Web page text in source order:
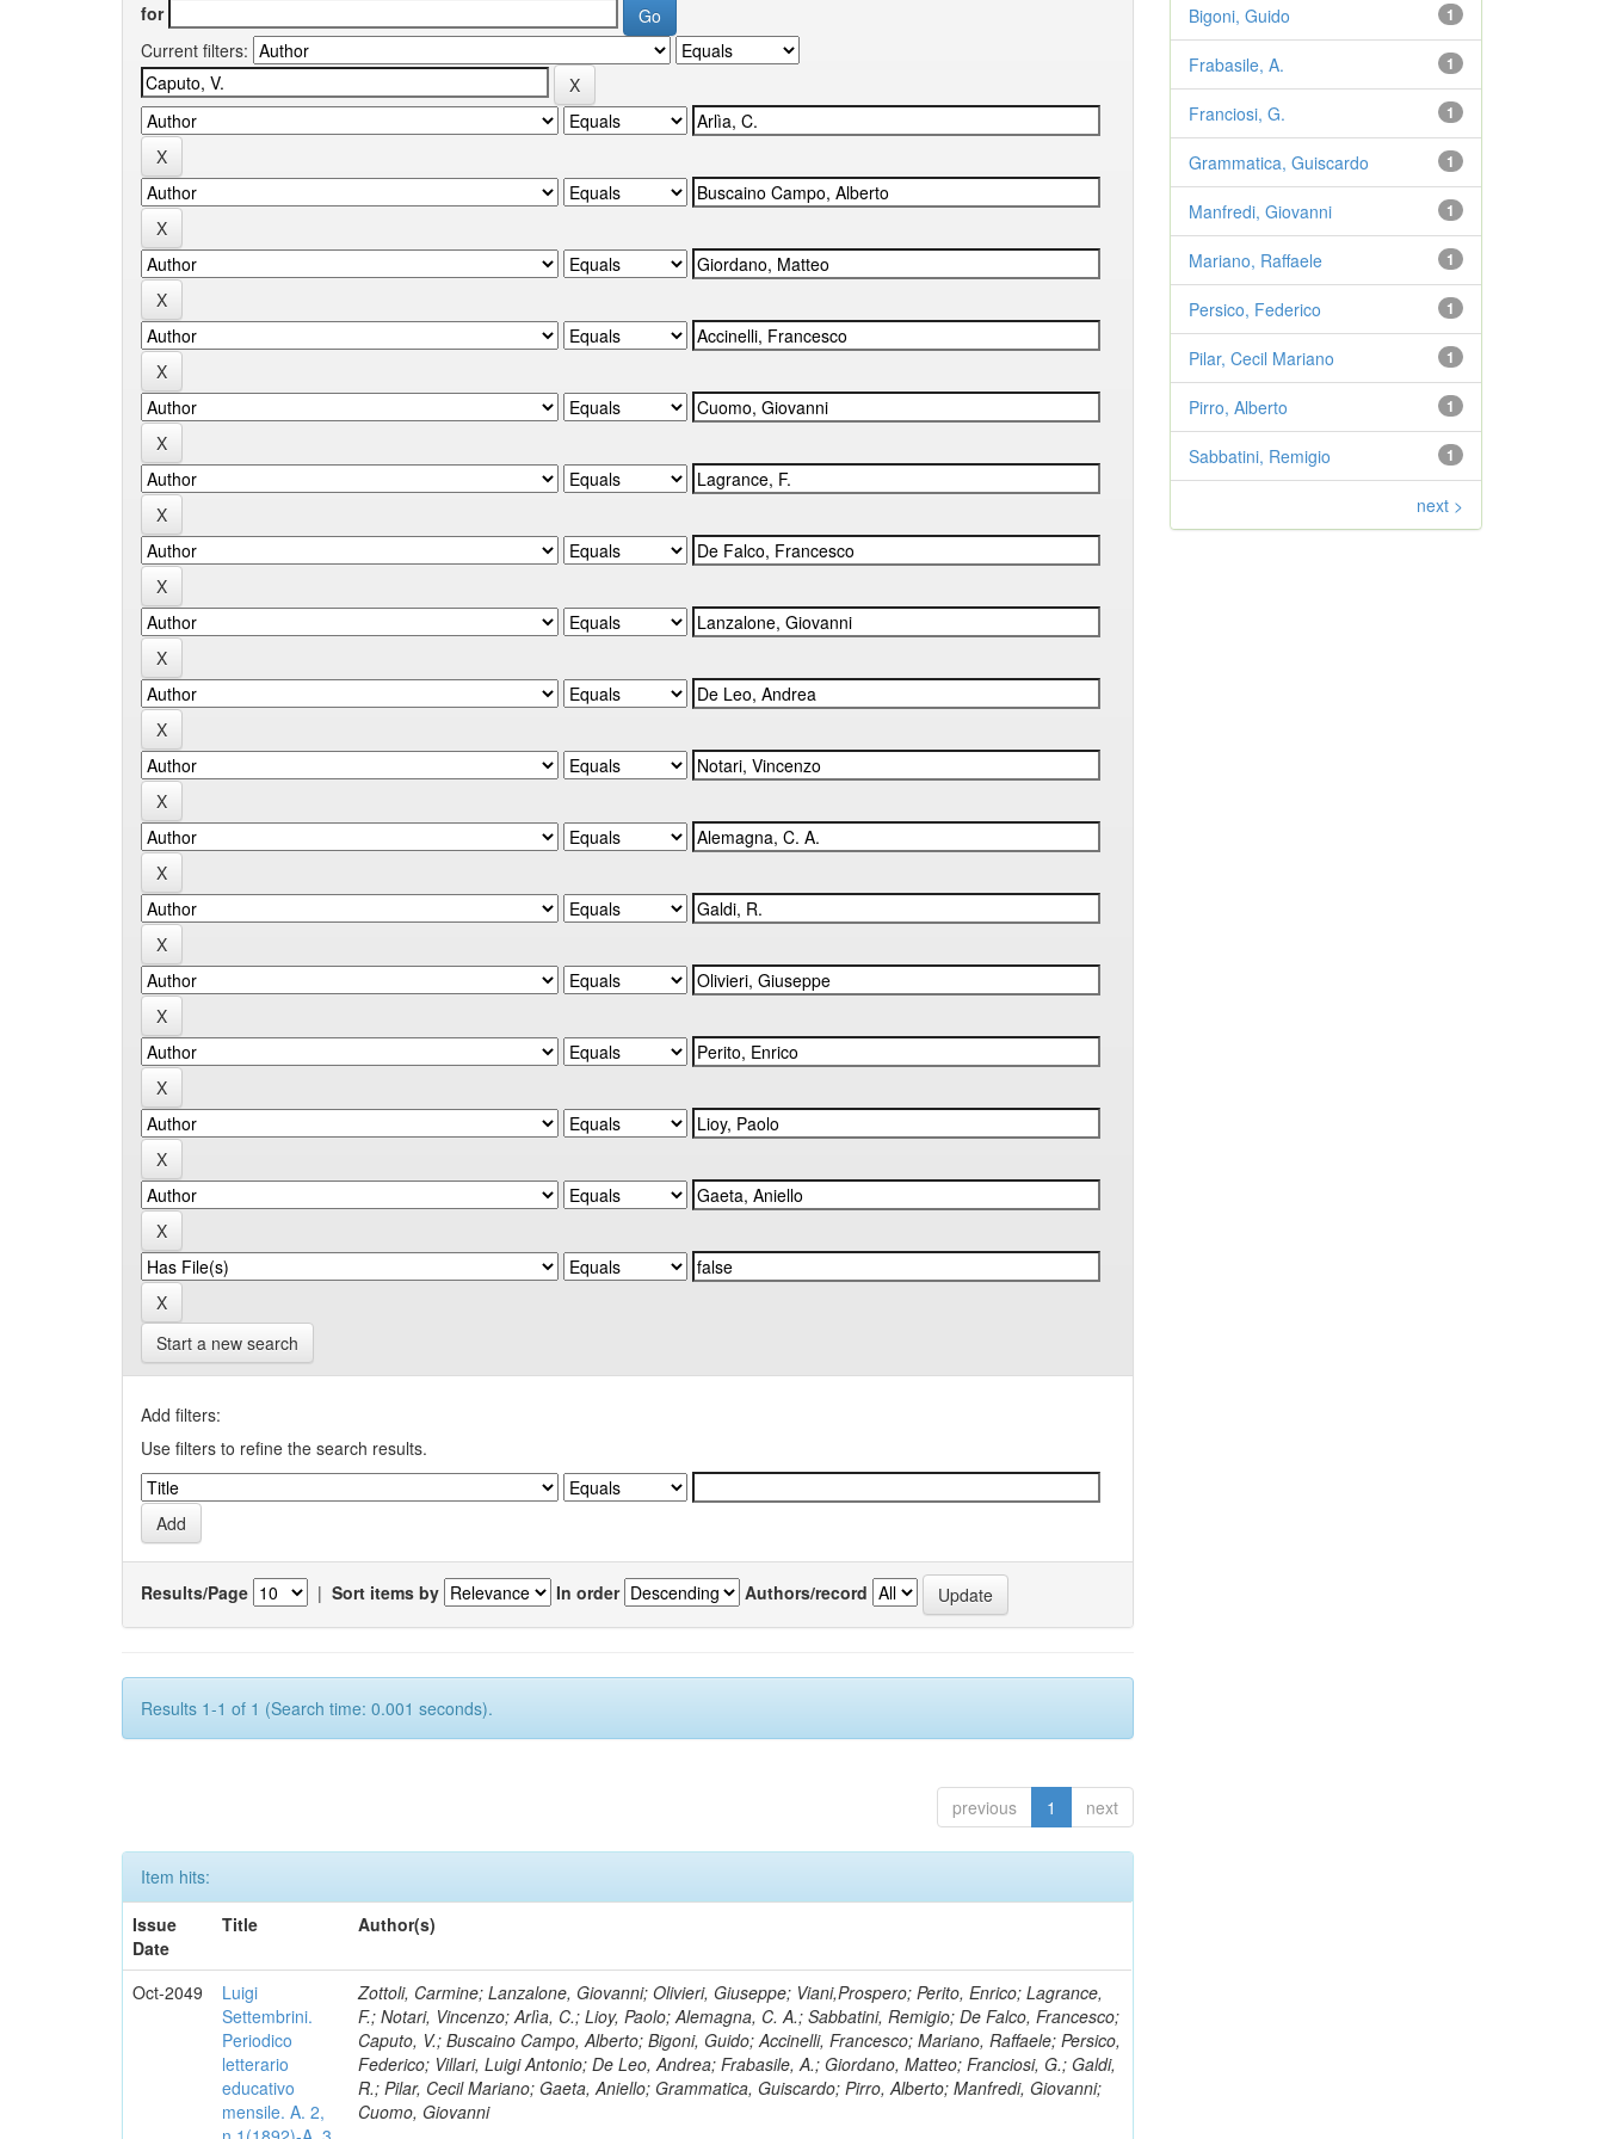
for
Current filters:
Start a new search
Add filters:
Use filters to refine the search results.
Results/Page | Sort items by In order Authors/record
Results 1-1 of 1 (Search time: 0.001 seconds).
previous 1 next
Item hits:
Issue
Date
Title Author(s)
Oct-2049
Luigi
Settembrini.
Periodico
letterario
educativo
mensile. A. 2,
Zottoli, Carmine; Lanzalone, Giovanni; Olivieri, Giuseppe; Viani,Prospero; Perito, Enrico; Lagrance,
F.; Notari, Vincenzo; Arlìa, C.; Lioy, Paolo; Alemagna, C. A.; Sabbatini, Remigio; De Falco, Francesco;
Caputo, V.; Buscaino Campo, Alberto; Bigoni, Guido; Accinelli, Francesco; Mariano, Raffaele; Persico,
Federico; Villari, Luigi Antonio; De Leo, Andrea; Frabasile, A.; Giordano, Matteo; Franciosi, G.; Galdi,
R.; Pilar, Cecil Mariano; Gaeta, Aniello; Grammatica, Guiscardo; Pirro, Alberto; Manfredi, Giovanni;
Cuomo, Giovanni
1
Bigoni, Guido
1
Frabasile, A.
1
Franciosi, G.
1
Grammatica, Guiscardo
1
Manfredi, Giovanni
1
Mariano, Raffaele
1
Persico, Federico
1
Pilar, Cecil Mariano
1
Pirro, Alberto
1
Sabbatini, Remigio
next >